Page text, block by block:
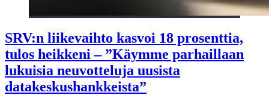
SRV:n liikevaihto kasvoi 18 prosenttia,
tulos heikkeni – ”Käymme parhaillaan
lukuisia neuvotteluja uusista
datakeskushankkeista”